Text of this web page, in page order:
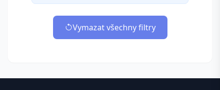
Vymazat všechny filtry